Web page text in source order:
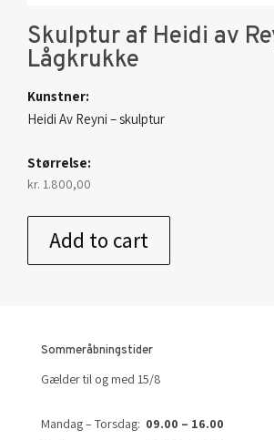
Skulptur af Heidi av
Lågkrukke
Kunstner:
Heidi Av Reyni – skulptur
Størrelse:
kr. 1.800,00
Add to cart
Sommeråbningstider
Gælder til og med 15/8
Mandag – Torsdag: 09.00 – 16.00